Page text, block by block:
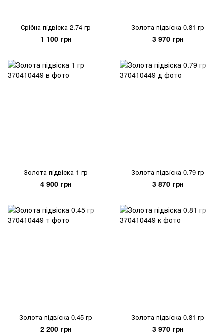
Срібна підвіска 2.74 гр
1 100 грн
Золота підвіска 0.81 гр
3 970 грн
Золота підвіска 1 гр
4 900 грн
Золота підвіска 0.79 гр
3 870 грн
Золота підвіска 0.45 гр
2 200 грн
Золота підвіска 0.81 гр
3 970 грн